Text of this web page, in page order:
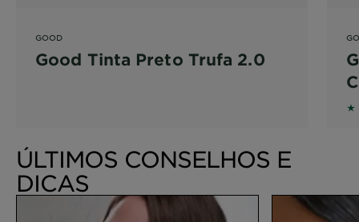
GOOD
Good Tinta Preto Trufa 2.0
ÚLTIMOS CONSELHOS E
DICAS